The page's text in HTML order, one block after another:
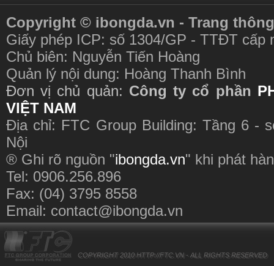
Copyright © ibongda.vn - Trang
Giấy phép ICP: số 1304/GP - TTĐT cấp
Chủ biên: Nguyễn Tiến Hoàng
Quản lý nội dung: Hoàng Thanh Bình
Đơn vị chủ quản: Công ty cổ phần
VIỆT NAM
Địa chỉ: FTC Group Building: Tầng 6 -
Nội
® Ghi rõ nguồn "ibongda.vn" khi phát
Tel: 0906.256.896
Fax: (04) 3795 8558
Email: contact@ibongda.vn
COPYRIGHT 2010 HTTP://FTC.VN - ALL RIGHTS RESERVED